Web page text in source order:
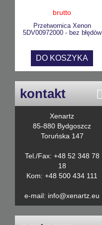
brutto
Przetwornica Xenon
5DV00972000 - bez błędów
DO KOSZYKA
kontakt
Xenartz
85-880 Bydgoszcz
Toruńska 147
Tel./Fax: +48 52 348 78
18
Kom: +48 500 434 111
e-mail: info@xenartz.eu